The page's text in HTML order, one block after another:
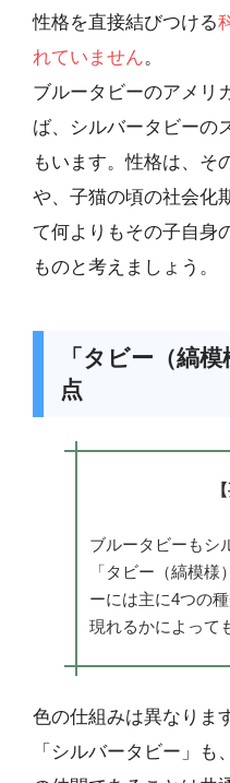
性格を直接結びつける
れていません。
ブルータビーのアメリ
ば、シルバータビーの
もいます。性格は、そ
や、子猫の頃の社会化
て何よりもその子自身
ものと考えましょう。
「タビー（縞
点
ブルータビーもシ
「タビー（縞模
ーには主に4つの
現れるかによって
色の仕組みは異なりま
「シルバータビー」も